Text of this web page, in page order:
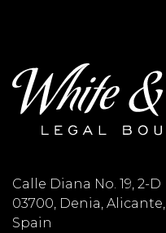
Calle Diana No. 19, 2-D
03700, Denia, Alicante,
Spain